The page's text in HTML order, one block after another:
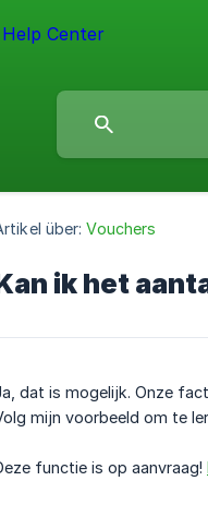
über: Vouchers
ik het
dat is mogelijk. Onze
mijn voorbeeld om te
functie is op aanvraag!